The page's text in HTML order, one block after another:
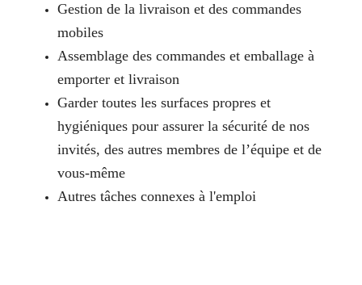
Gestion de la livraison et des commandes
mobiles
Assemblage des commandes et emballage à
emporter et livraison
Garder toutes les surfaces propres et
hygiéniques pour assurer la sécurité de nos
invités, des autres membres de l’équipe et de
vous-même
Autres tâches connexes à l'emploi